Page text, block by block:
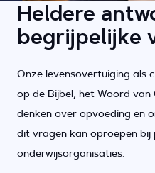
Heldere
begrijpelijke
Onze levensovertuiging als
op de Bijbel, het Woord
denken over opvoeding en
dit vragen kan oproepen bij
onderwijsorganisaties: